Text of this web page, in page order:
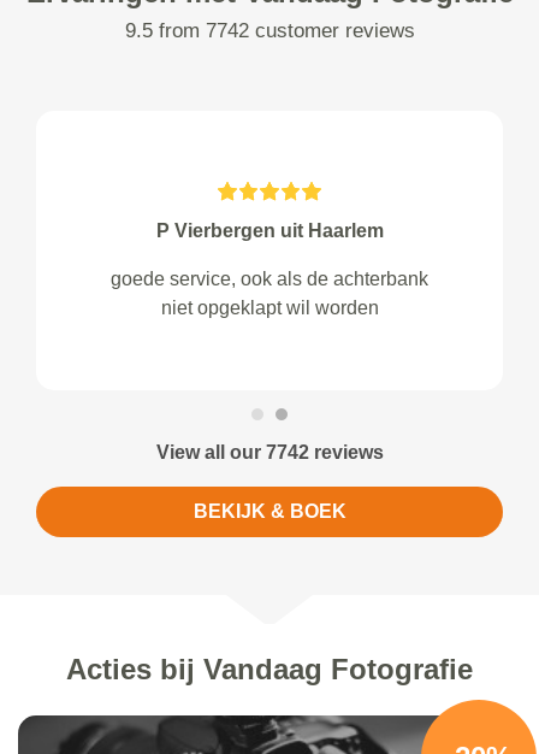
9.5 from 7742 customer reviews
P Vierbergen uit Haarlem
goede service, ook als de achterbank
niet opgeklapt wil worden
View all our 7742 reviews
BEKIJK & BOEK
Acties bij Vandaag Fotografie